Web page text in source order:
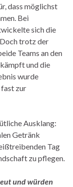
dass möglichst
Bei
sich die
trotz der
Teams an den
und die
wurde
zur
Ausklang:
Getränk
Tag
zu pflegen.
und würden